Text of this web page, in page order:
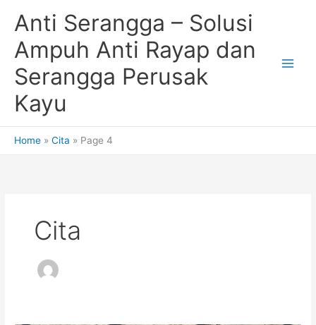
Anti Serangga – Solusi
Ampuh Anti Rayap dan
Serangga Perusak
Kayu
Home Cita Page 4
Cita